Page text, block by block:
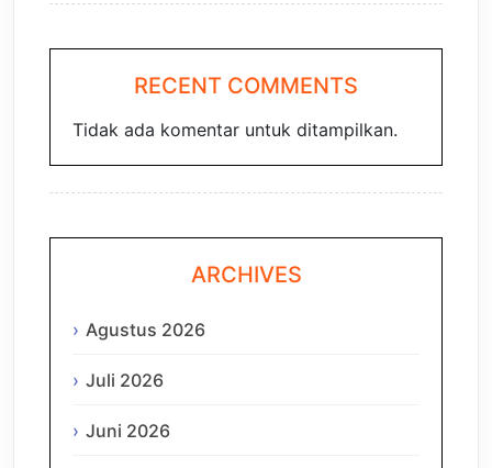
RECENT COMMENTS
Tidak ada komentar untuk ditampilkan.
ARCHIVES
Agustus 2026
Juli 2026
Juni 2026